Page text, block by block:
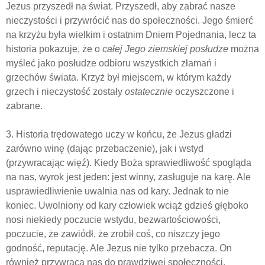
Jezus przyszedł na świat. Przyszedł, aby zabrać nasze
nieczystości i przywrócić nas do społeczności. Jego śmierć
na krzyżu była wielkim i ostatnim Dniem Pojednania, lecz ta
historia pokazuje, że o całej Jego ziemskiej posłudze można
myśleć jako posłudze odbioru wszystkich złamań i
grzechów świata. Krzyż był miejscem, w którym każdy
grzech i nieczystość zostały ostatecznie oczyszczone i
zabrane.
3. Historia trędowatego uczy w końcu, że Jezus gładzi
zarówno winę (dając przebaczenie), jak i wstyd
(przywracając więź). Kiedy Boża sprawiedliwość spogląda
na nas, wyrok jest jeden: jest winny, zasługuje na karę. Ale
usprawiedliwienie uwalnia nas od kary. Jednak to nie
koniec. Uwolniony od kary człowiek wciąż gdzieś głęboko
nosi niekiedy poczucie wstydu, bezwartościowości,
poczucie, że zawiódł, że zrobił coś, co niszczy jego
godność, reputację. Ale Jezus nie tylko przebacza. On
również przywraca nas do prawdziwej społeczności.